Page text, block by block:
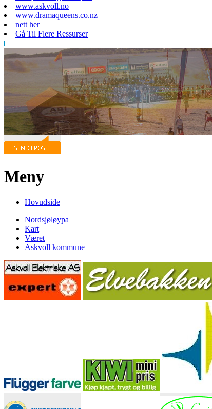
www.askvoll.no
www.dramaqueens.co.nz
nett her
Gå Til Flere Ressurser
Meny
Hovudside
Nordsjøløypa
Kart
Været
Askvoll kommune